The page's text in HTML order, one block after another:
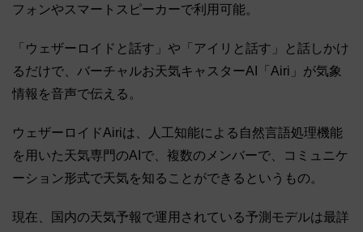
フォンやスマートスピーカーで利用可能。
「ウェザーロイドと話す」や「アイリと話す」と話しかけ
るだけで、バーチャルお天気キャスターAI「Airi」が気象
情報を音声で伝える。
ウェザーロイドAiriは、人工知能による自然言語処理機能
を用いた天気専門のAIで、複数のメンバーで、コミュニケ
ーション形式で天気を知ることができるというもの。
現在、国内の天気予報で運用されている予測モデルは最詳